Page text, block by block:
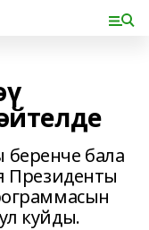
бала
Президенты
куйды.